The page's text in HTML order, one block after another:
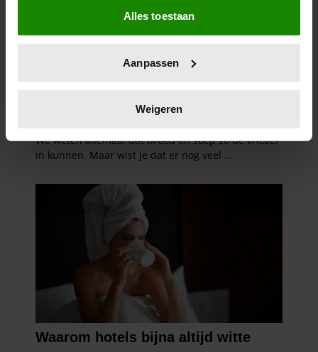
Informatie verzamelen over uw geografische
locatie, die tot een paar meter nauwkeurig kan zijn
scannen op specifieke eigenschappen (fingerprinting)
verwerkt en stel uw voorkeuren in het
intrekken in de Cookieverklaring.
personaliseren, om functies voor social media te bieden
en om ons websiteverkeer te analyseren. Ook delen we
informatie over uw gebruik van onze site met onze
partners voor social media, adverteren en analyse. Deze
partners kunnen deze gegevens combineren met andere
informatie die u aan ze heeft verstrekt of die ze hebben
verzameld op basis van uw gebruik van hun services. U
gaat akkoord met onze cookies als u onze website blijft
Alles toestaan
Aanpassen
Weigeren